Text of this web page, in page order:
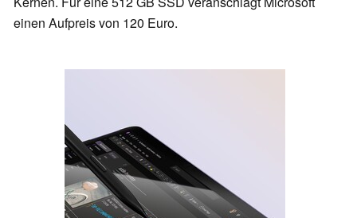
einen Aufpreis von 120 Euro.